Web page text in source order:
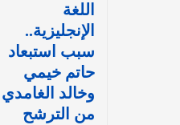
اللغة
الإنجليزية..
سبب استبعاد
حاتم خيمي
وخالد الغامدي
من الترشح